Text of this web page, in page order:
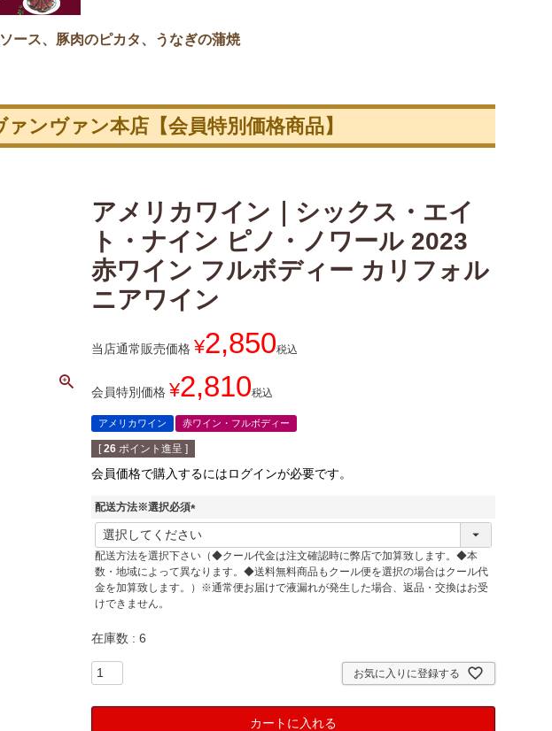
ース、豚肉のピカタ、うなぎの蒲焼
ンヴァン本店【会員特別価格商品】
アメリカワイン｜シックス・エイ
ト・ナイン ピノ・ノワール 2023
赤ワイン フルボディー カリフォル
ニアワイン
当店通常販売価格 ¥2,850税込
会員特別価格 ¥2,810税込
アメリカワイン 赤ワイン・フルボディー
[ 26 ポイント進呈 ]
会員価格で購入するにはログインが必要です。
配送方法※選択必須
(
必
須
)
配送方法を選択下さい（◆クール代金は注文確認時に弊店で加算致します。◆本
数・地域によって異なります。◆送料無料商品もクール便を選択の場合はクール代
金を加算致します。）※通常便お届けで液漏れが発生した場合、返品・交換はお受
けできません。
在庫数 6
お気に入りに登録する
カートに入れる